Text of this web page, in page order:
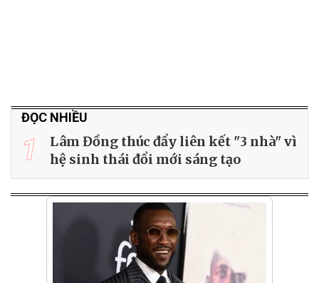
ĐỌC NHIỀU
1
Lâm Đồng thúc đẩy liên kết "3 nhà" vì
hệ sinh thái đổi mới sáng tạo